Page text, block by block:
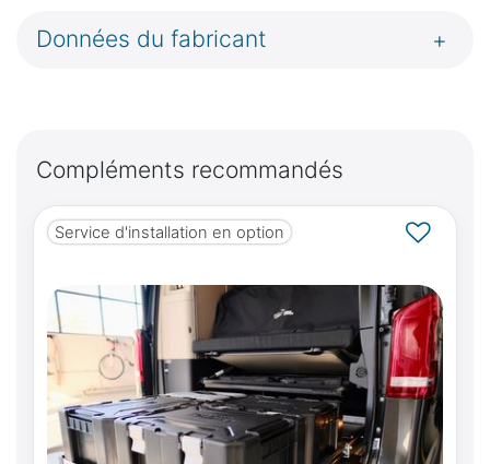
Données du fabricant +
Compléments recommandés
Service d'installation en option